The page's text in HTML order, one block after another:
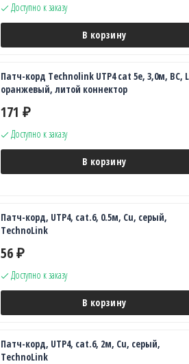
Доступно к заказу
В корзину
Патч-корд Technolink UTP4 cat 5e, 3,0м, ВС,
оранжевый, литой коннектор
171 ₽
Доступно к заказу
В корзину
Патч-корд, UTP4, cat.6, 0.5м, Сu, серый,
TechnoLink
56 ₽
Доступно к заказу
В корзину
Патч-корд, UTP4, cat.6, 2м, Сu, серый,
TechnoLink